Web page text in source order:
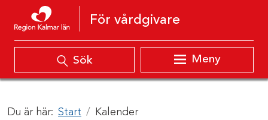
Hoppa till innehåll
För vårdgivare
Sök Meny
Du är här: Start Kalender